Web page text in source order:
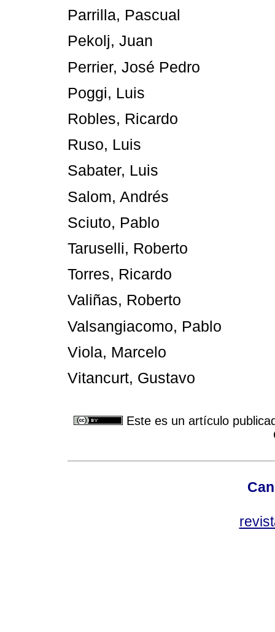
Parrilla, Pascual
Pekolj, Juan
Perrier, José Pedro
Poggi, Luis
Robles, Ricardo
Ruso, Luis
Sabater, Luis
Salom, Andrés
Sciuto, Pablo
Taruselli, Roberto
Torres, Ricardo
Valiñas, Roberto
Valsangiacomo, Pablo
Viola, Marcelo
Vitancurt, Gustavo
Este es un artículo